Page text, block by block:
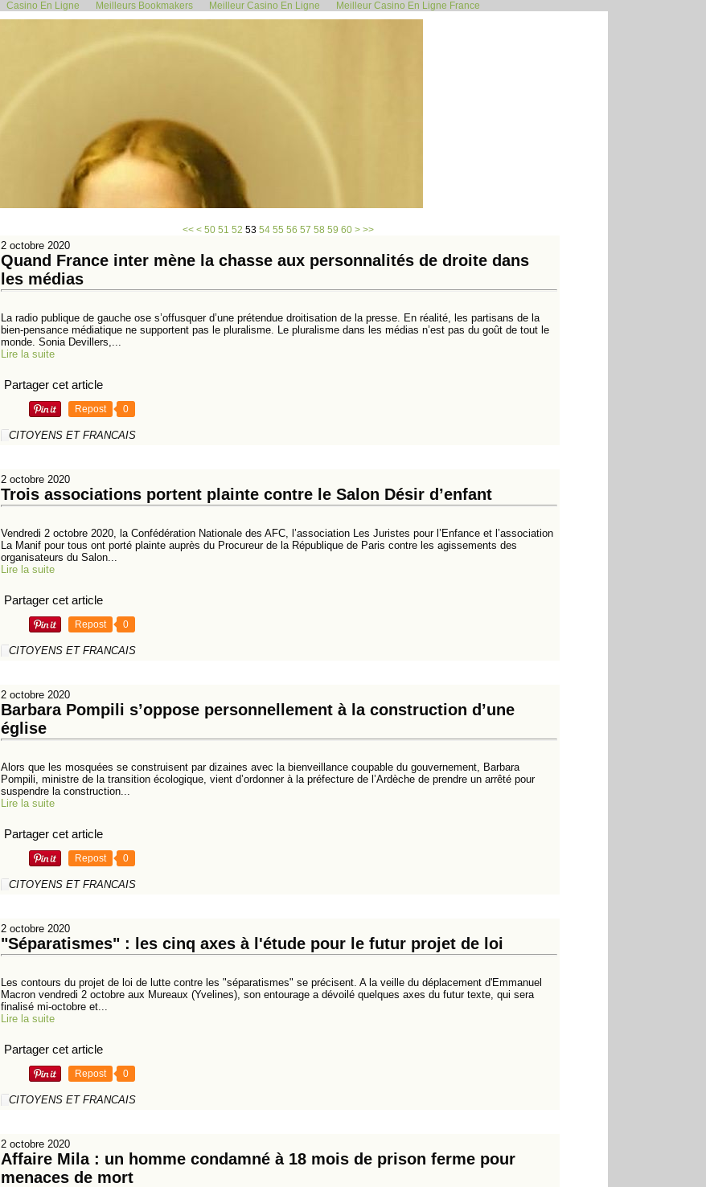
Casino En Ligne Meilleurs Bookmakers Meilleur Casino En Ligne Meilleur Casino En Ligne France
<< < 10
20
30
40
50 51 52 53 54 55 56 57 58 59 60 70
80
90
100
200
300
400
500
600
> >>
2 octobre 2020
Quand France inter mène la chasse aux personnalités de droite dans
les médias
La radio publique de gauche ose s’offusquer d’une prétendue droitisation de la presse. En réalité, les partisans de la
bien-pensance médiatique ne supportent pas le pluralisme. Le pluralisme dans les médias n’est pas du goût de tout le
monde. Sonia Devillers,...
Lire la suite
Partager cet article
Repost 0
CITOYENS ET FRANCAIS
2 octobre 2020
Trois associations portent plainte contre le Salon Désir d’enfant
Vendredi 2 octobre 2020, la Confédération Nationale des AFC, l’association Les Juristes pour l’Enfance et l’association
La Manif pour tous ont porté plainte auprès du Procureur de la République de Paris contre les agissements des
organisateurs du Salon...
Lire la suite
Partager cet article
Repost 0
CITOYENS ET FRANCAIS
2 octobre 2020
Barbara Pompili s’oppose personnellement à la construction d’une
église
Alors que les mosquées se construisent par dizaines avec la bienveillance coupable du gouvernement, Barbara
Pompili, ministre de la transition écologique, vient d’ordonner à la préfecture de l’Ardèche de prendre un arrêté pour
suspendre la construction...
Lire la suite
Partager cet article
Repost 0
CITOYENS ET FRANCAIS
2 octobre 2020
"Séparatismes" : les cinq axes à l'étude pour le futur projet de loi
Les contours du projet de loi de lutte contre les "séparatismes" se précisent. A la veille du déplacement d'Emmanuel
Macron vendredi 2 octobre aux Mureaux (Yvelines), son entourage a dévoilé quelques axes du futur texte, qui sera
finalisé mi-octobre et...
Lire la suite
Partager cet article
Repost 0
CITOYENS ET FRANCAIS
2 octobre 2020
Affaire Mila : un homme condamné à 18 mois de prison ferme pour
menaces de mort